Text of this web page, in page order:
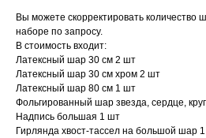
Вы можете скорректировать количество
наборе по запросу.
В стоимость входит:
Латексный шар 30 см 2 шт
Латексный шар 30 см хром 2 шт
Латексный шар 80 см 1 шт
Фольгированный шар звезда, сердце,
Надпись большая 1 шт
Гирлянда хвост-тассел на большой шар